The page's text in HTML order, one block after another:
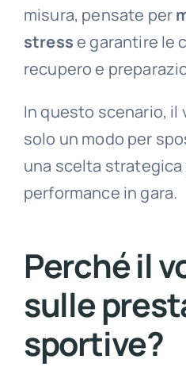
misura, pensate per
stresse garantire le
recupero e
In questo scenario, il
solo un modo per
una scelta
performance in gara.
Perché il
sulle
sportive?